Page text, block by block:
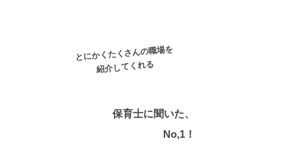
とにかくたくさんの職場を
紹介してくれる
保育士に聞いた、
No,1！